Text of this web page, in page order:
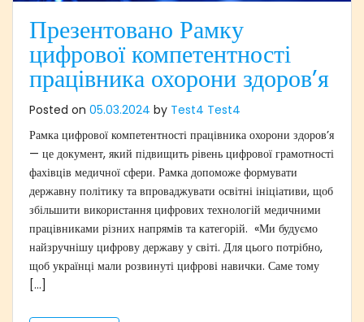
Презентовано Рамку
цифрової компетентності
працівника охорони здоров’я
Posted on 05.03.2024 by Test4 Test4
Рамка цифрової компетентності працівника охорони здоров’я
— це документ, який підвищить рівень цифрової грамотності
фахівців медичної сфери. Рамка допоможе формувати
державну політику та впроваджувати освітні ініціативи, щоб
збільшити використання цифрових технологій медичними
працівниками різних напрямів та категорій. «Ми будуємо
найзручнішу цифрову державу у світі. Для цього потрібно,
щоб українці мали розвинуті цифрові навички. Саме тому
[…]